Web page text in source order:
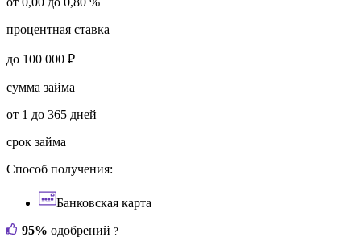
процентная ставка
до 100 000 ₽
сумма займа
от 1 до 365 дней
срок займа
Способ получения:
Банковская карта
95% одобрений ?